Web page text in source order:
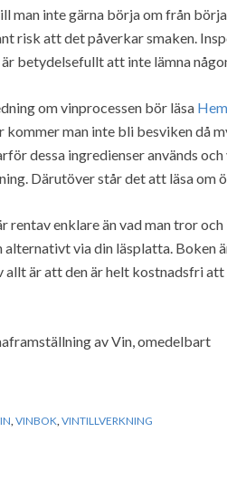
man inte gärna börja om från
risk att det påverkar smaken.
betydelsefullt att inte lämna
om vinprocessen bör läsa
kommer man inte bli besviken då
dessa ingredienser används
Därutöver står det att läsa om
rentav enklare än vad man tror
via din läsplatta. Boken
är att den är helt kostnadsfri
av Vin, omedelbart
VINBOK VINTILLVERKNING